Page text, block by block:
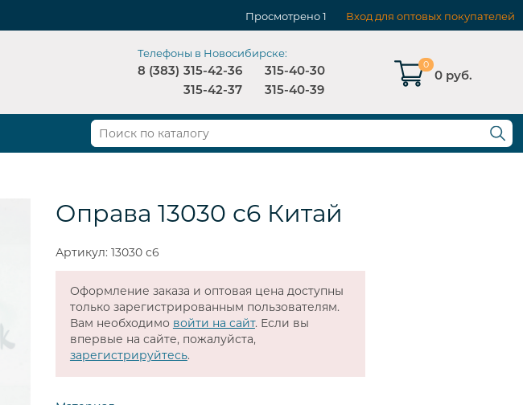
Просмотрено1 Вход для оптовых покупателей
0
0 руб.
Телефоны в Новосибирске:
8 (383) 315-42-36
315-40-30
315-42-37
315-40-39
Оправа 13030 с6 Китай
Артикул: 13030 с6
Оформление заказа и оптовая цена доступны
только зарегистрированным пользователям.
Вам необходимо войти на сайт. Если вы
впервые на сайте, пожалуйста,
зарегистрируйтесь.